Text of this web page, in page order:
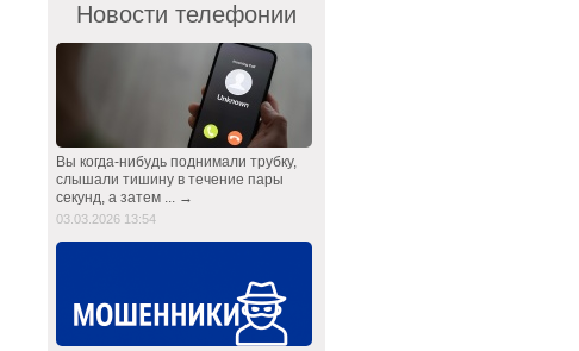
Новости телефонии
Вы когда-нибудь поднимали трубку,
слышали тишину в течение пары
секунд, а затем ... →
03.03.2026 13:54